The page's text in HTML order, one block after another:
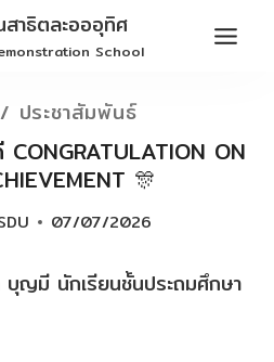
สาธิตละอออุทิศ
School
ประชาสัมพันธ์
ON
🎊
07/07/2026
ญมี นักเรียนชั้นประถมศึกษา